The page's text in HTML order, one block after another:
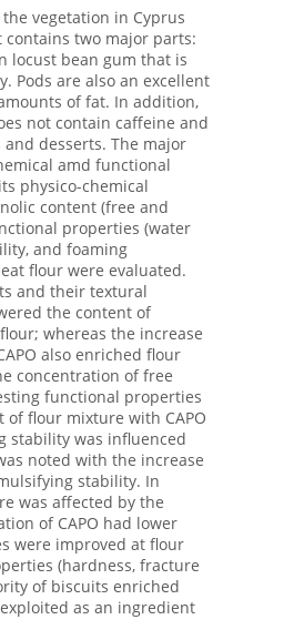
vegetation in Cyprus
two major parts:
locust bean gum that is
Pods are also an excellent
of fat. In addition,
not contain caffeine and
desserts. The major
amd functional
physico-chemical
content (free and
properties (water
and foaming
flour were evaluated.
and their textural
the content of
whereas the increase
also enriched flour
concentration of free
functional properties
of flour mixture with CAPO
stability was influenced
noted with the increase
stability. In
was affected by the
of CAPO had lower
were improved at flour
(hardness, fracture
of biscuits enriched
as an ingredient